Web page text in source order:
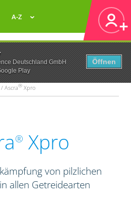
Deutschland GmbH
Play
Öffnen
A-Z
Ascra® Xpro
® Xpro
von pilzlichen
allen Getreidearten